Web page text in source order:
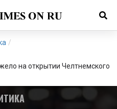
/
на открытии Челтнемского